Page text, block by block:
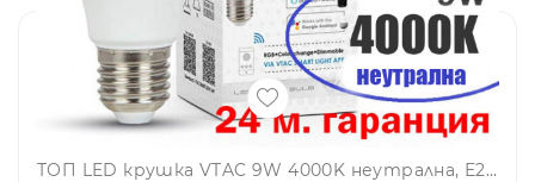
ТОП LED крушка VTAC 9W 4000K неутрална, Е27, A60, термопластик, нечуплива, 24 мес. гар.